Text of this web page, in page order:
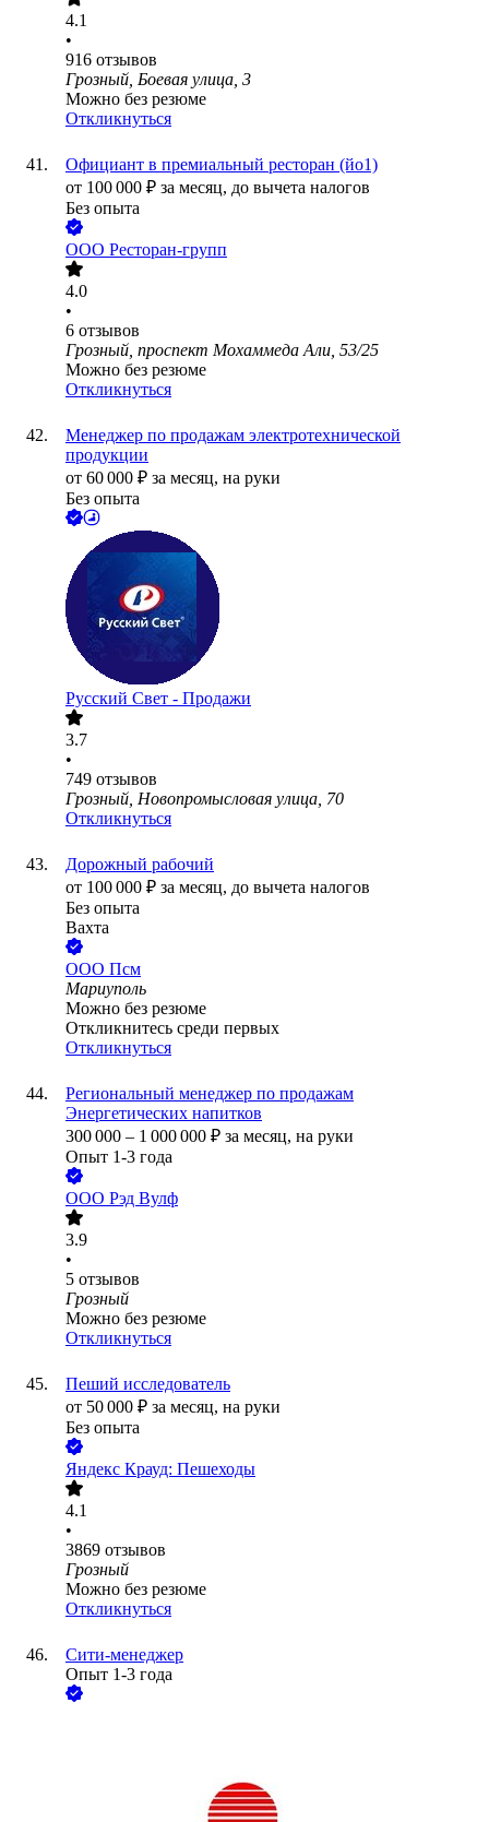
4.1
•
916 отзывов
Грозный, Боевая улица, 3
Можно без резюме
Откликнуться
Официант в премиальный ресторан (йо1)
от 100 000 ₽ за месяц, до вычета налогов
Без опыта
ООО Ресторан-групп
4.0
•
6 отзывов
Грозный, проспект Мохаммеда Али, 53/25
Можно без резюме
Откликнуться
Менеджер по продажам электротехнической
продукции
от 60 000 ₽ за месяц, на руки
Без опыта
Русский Свет - Продажи
3.7
•
749 отзывов
Грозный, Новопромысловая улица, 70
Откликнуться
Дорожный рабочий
от 100 000 ₽ за месяц, до вычета налогов
Без опыта
Вахта
ООО Псм
Мариуполь
Можно без резюме
Откликнитесь среди первых
Откликнуться
Региональный менеджер по продажам
Энергетических напитков
300 000 – 1 000 000 ₽ за месяц, на руки
Опыт 1-3 года
ООО Рэд Вулф
3.9
•
5 отзывов
Грозный
Можно без резюме
Откликнуться
Пеший исследователь
от 50 000 ₽ за месяц, на руки
Без опыта
Яндекс Крауд: Пешеходы
4.1
•
3869 отзывов
Грозный
Можно без резюме
Откликнуться
Сити-менеджер
Опыт 1-3 года